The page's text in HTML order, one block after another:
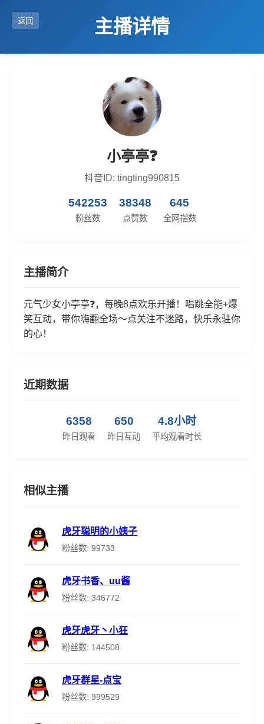
返回 主播详情
小亭亭❓
抖音ID: tingting990815
542253
粉丝数
38348
点赞数
645
全网指数
主播简介
元气少女小亭亭❓，每晚8点欢乐开播！唱跳全能+爆
笑互动，带你嗨翻全场～点关注不迷路，快乐永驻你
的心！
近期数据
6358
昨日观看
650
昨日互动
4.8小时
平均观看时长
相似主播
虎牙聪明的小姨子
粉丝数: 99733
虎牙书香、uu酱
粉丝数: 346772
虎牙虎牙丶小狂
粉丝数: 144508
虎牙群星-点宝
粉丝数: 999529